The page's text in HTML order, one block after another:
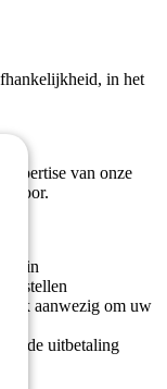
in het
van onze
in
aanwezig om uw
de uitbetaling